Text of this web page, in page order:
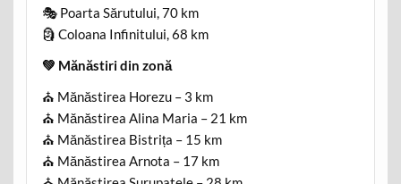
🎭 Poarta Sărutului, 70 km
🗿 Coloana Infinitului, 68 km
💚 Mănăstiri din zonă
⛪ Mănăstirea Horezu – 3 km
⛪ Mănăstirea Alina Maria – 21 km
⛪ Mănăstirea Bistrița – 15 km
⛪ Mănăstirea Arnota – 17 km